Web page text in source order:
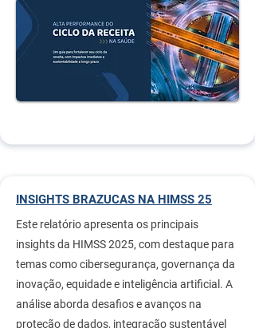
INSIGHTS BRAZUCAS NA HIMSS 25
Este relatório apresenta os principais
insights da HIMSS 2025, com destaque para
temas como cibersegurança, governança da
inovação, equidade e inteligência artificial. A
análise aborda desafios e avanços na
proteção de dados, integração sustentável